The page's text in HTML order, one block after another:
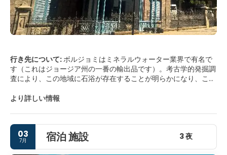
行き先について:ボルジョミはミネラルウォーター業界で有名で
す（これはジョージア州の一番の輸出品です）。考古学的発掘調
査により、この地域に石浴が存在することが明らかになり、これ
きたことが証明されています。この地域の鉱泉の回復力と回復力
はよく知られている場所です。ボルジョミはまた、コーカサスで
最も広範な生態学をテーマにした遊園地があります。
より詳しい情報
03
7月 宿泊 施設 3 夜